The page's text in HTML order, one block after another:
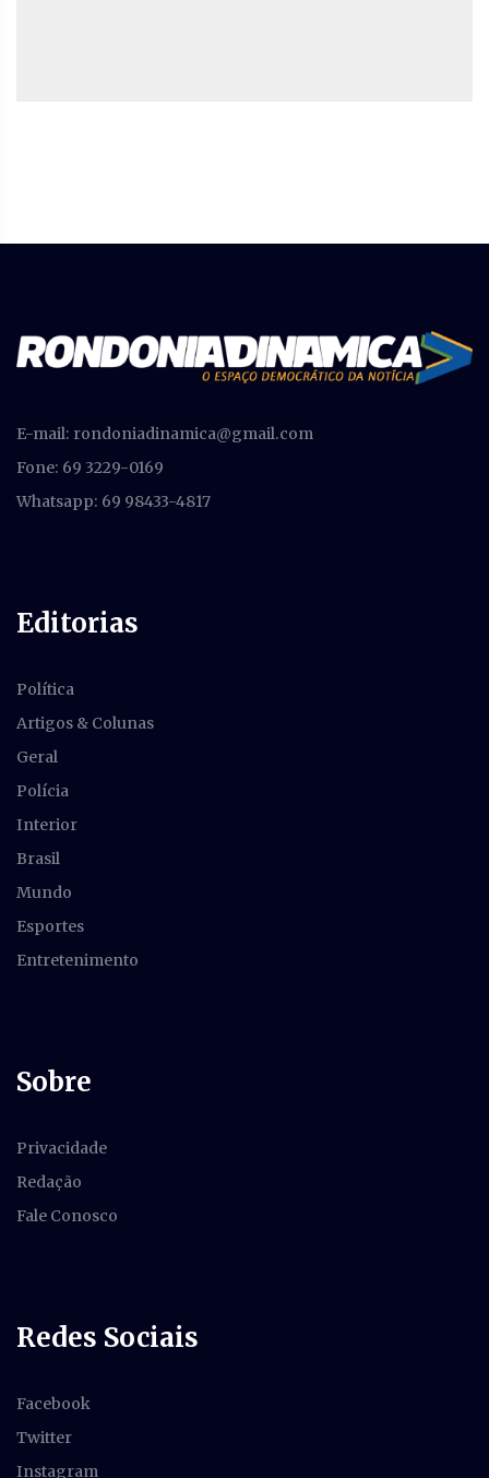
E-mail: rondoniadinamica@gmail.com
Fone: 69 3229-0169
Whatsapp: 69 98433-4817
Editorias
Política
Artigos & Colunas
Geral
Polícia
Interior
Brasil
Mundo
Esportes
Entretenimento
Sobre
Privacidade
Redação
Fale Conosco
Redes Sociais
Facebook
Twitter
Instagram